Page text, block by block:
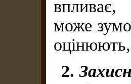
впливає,
може
оцінюють,
2.